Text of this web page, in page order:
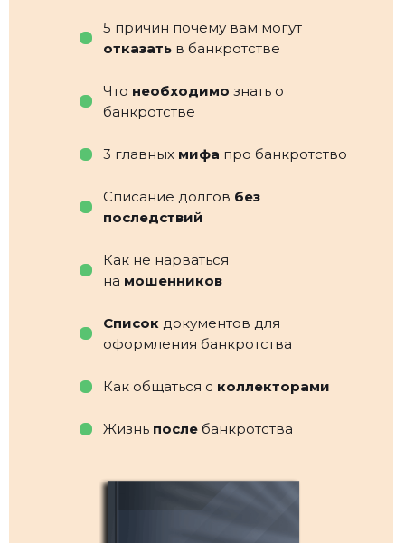
5 причин почему вам могут
отказать в банкротстве
Как не нарваться
на мошенников
3 главных мифа про банкротство
Что необходимо знать о
банкротстве
Жизнь после банкротства
Как общаться с коллекторами
Список документов для
оформления банкротства
Списание долгов без
последствий